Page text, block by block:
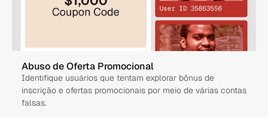
Abuso de Oferta Promocional
Identifique usuários que tentam explorar bônus de
inscrição e ofertas promocionais por meio de várias contas
falsas.